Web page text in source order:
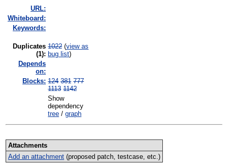
URL:
Whiteboard:
Keywords:
Duplicates
(1):
1022 (view as
bug list)
Depends
on:
Blocks: 124 381 777
1113 1142
Show
dependency
tree / graph
Attachments
Add an attachment(proposed patch, testcase, etc.)